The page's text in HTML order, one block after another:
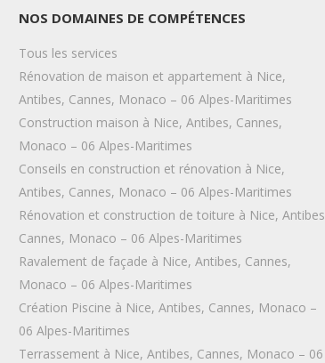
Camille Zins
6 years ago
Entreprise sérieuse et réactive qui
fournit un travail soigné et de qualité.
Très bon suivi au cours des travaux
(envoi de photos, demande et prise en
Trop
NOS DOMAINES DE COMPÉTENCES
Tous les services
Rénovation de maison et appartement à Nice,
Antibes, Cannes, Monaco – 06 Alpes-Maritimes
Construction maison à Nice, Antibes, Cannes,
Monaco – 06 Alpes-Maritimes
Conseils en construction et rénovation à Nice,
Antibes, Cannes, Monaco – 06 Alpes-Maritimes
Rénovation et construction de toiture à Nice,
Cannes, Monaco – 06 Alpes-Maritimes
Ravalement de façade à Nice, Antibes, Cannes,
Monaco – 06 Alpes-Maritimes
Création Piscine à Nice, Antibes, Cannes, Monaco –
06 Alpes-Maritimes
Terrassement à Nice, Antibes, Cannes, Monaco – 06